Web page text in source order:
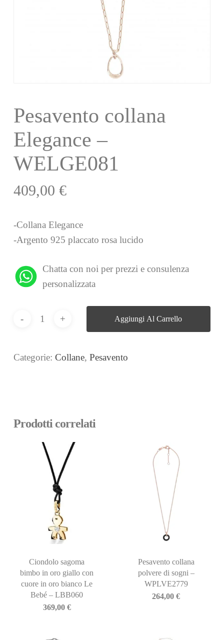
Pesavento collana
Elegance –
WELGE081
409,00 €
-Collana Elegance
-Argento 925 placcato rosa lucido
Chatta con noi per prezzi e consulenza
personalizzata
Aggiungi Al Carrello
Categorie: Collane, Pesavento
Prodotti correlati
Ciondolo sagoma
bimbo in oro giallo con
cuore in oro bianco Le
Bebé – LBB060
369,00 €
Pesavento collana
polvere di sogni –
WPLVE2779
264,00€